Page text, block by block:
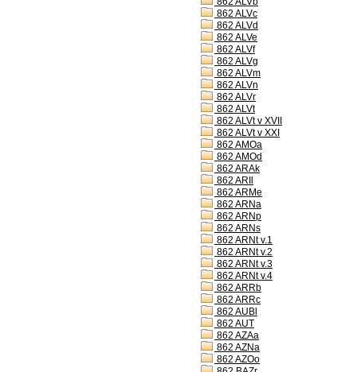
862 ALVc
862 ALVd
862 ALVe
862 ALVf
862 ALVg
862 ALVm
862 ALVn
862 ALVr
862 ALVt
862 ALVt v XVII
862 ALVt v XXI
862 AMOa
862 AMOd
862 ARAk
862 ARIl
862 ARMe
862 ARNa
862 ARNp
862 ARNs
862 ARNt v.1
862 ARNt v.2
862 ARNt v.3
862 ARNt v.4
862 ARRb
862 ARRc
862 AUBl
862 AUT
862 AZAa
862 AZNa
862 AZOo